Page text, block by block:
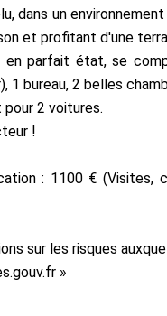
dans un
et profitant d'une
en parfait état, se
1 bureau, 2 belles
2 voitures.
!
: 1100 €
sur les risques
»